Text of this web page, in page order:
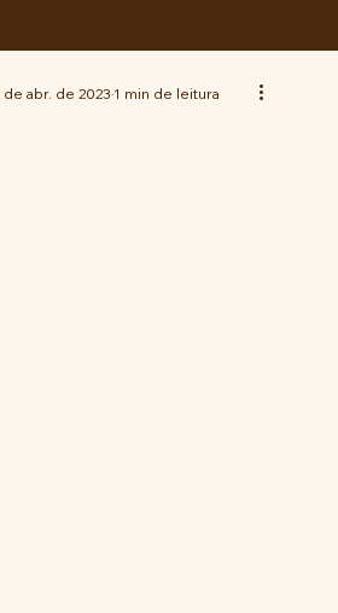
de abr. de 20231 min de leitura